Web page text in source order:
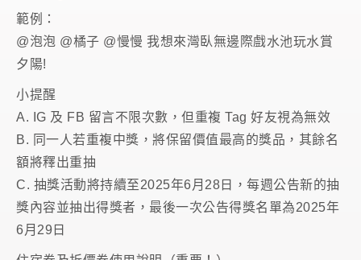
範例：
@泡泡 @橘子 @慢慢 我想來灣臥無邊際戲水池玩水賞
夕陽!
小提醒
A. IG 及 FB 留言不限次數，但重複 Tag 好友視為無效
B. 同一人若重複中獎，將保留價值最高的獎品，其餘名
額將釋出重抽
C. 抽獎活動將持續至2025年6月28日，每週公告新的抽
獎內容並抽出得獎者，最後一次公告得獎名單為2025年
6月29日